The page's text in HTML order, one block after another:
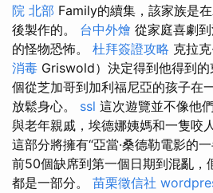
院 北部 Family的續集，該家族是
後製作的。 台中外燴 從家庭喜劇
的怪物恐怖。 杜拜簽證攻略 克拉
消毒 Griswold）決定得到他得到
個從芝加哥到加利福尼亞的孩子在
放鬆身心。 ssl 這次遊覽並不像他
與老年親戚，埃德娜姨媽和一隻咬
這部分將擁有“亞當·桑德勒電影的
前50個缺席到第一個日期到混亂，
都是一部分。 苗栗徵信社